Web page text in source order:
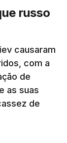
até 500%
russo
causaram
com a
de
as suas
de